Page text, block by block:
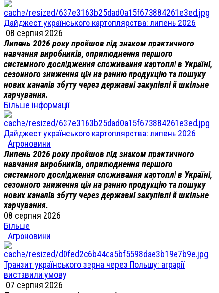
Дайджест українського картоплярства: липень 2026
08 серпня 2026
Липень 2026 року пройшов під знаком практичного
навчання виробників, оприлюднення першого
системного дослідження споживання картоплі в Україні,
сезонного зниження цін на ранню продукцію та пошуку
нових каналів збуту через державні закупівлі й шкільне
харчування.
Більше інформації
Дайджест українського картоплярства: липень 2026
Агроновини
Липень 2026 року пройшов під знаком практичного
навчання виробників, оприлюднення першого
системного дослідження споживання картоплі в Україні,
сезонного зниження цін на ранню продукцію та пошуку
нових каналів збуту через державні закупівлі й шкільне
харчування.
08 серпня 2026
Більше
Агроновини
Транзит українського зерна через Польщу: аграрії
виставили умову
07 серпня 2026